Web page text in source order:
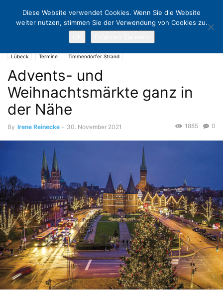
Lübeck Termine Timmendorfer Strand
Advents- und
Weihnachtsmärkte ganz in
der Nähe
By Irene Reinecke - 30. November 2021 0
1885
Diese Website verwendet Cookies. Wenn Sie die Website
weiter nutzen, stimmen Sie der Verwendung von Cookies zu.